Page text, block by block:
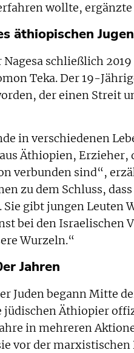
wollte, ergänzte
äthiopischen
schließlich 2019
Teka. Der 19-
der einen Streit
in verschiedenen
Äthiopien, Erzieher,
verbunden sind“,
zu dem Schluss,
gibt jungen Leuten
bei den Israelischen
Wurzeln.“
Jahren
Juden begann Mitte
jüdischen Äthiopier
in mehreren
vor der